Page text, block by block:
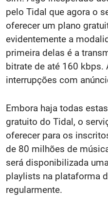
pelo Tidal que agora o
oferecer um plano
evidentemente a
primeira delas é a
bitrate de até 160 kbps.
interrupções com
Embora haja todas
gratuito do Tidal, o
oferecer para os
de 80 milhões de
será disponibilizada
playlists na plataforma
regularmente.